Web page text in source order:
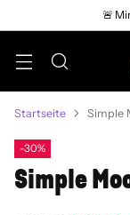
🚨
Startseite Simple
-30%
Simple